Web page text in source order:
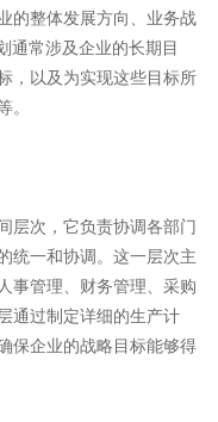
的整体发展方向、业务战
通常涉及企业的长期目
，以及为实现这些目标所
次，它负责协调各部门
统一和协调。这一层次主
事管理、财务管理、采购
通过制定详细的生产计
保企业的战略目标能够得